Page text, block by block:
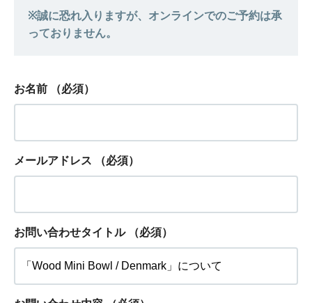
お名前 （必須）
メールアドレス （必須）
お問い合わせタイトル （必須）